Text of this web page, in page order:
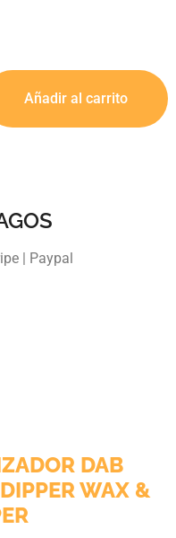
Añadir al carrito
| Paypal
DAB
WAX &